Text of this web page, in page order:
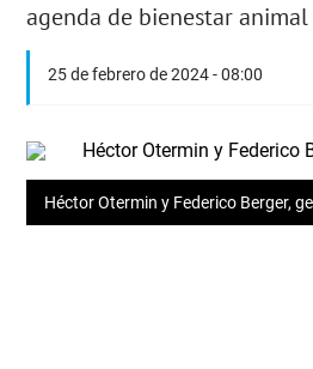
agenda de bienestar
25 de febrero de 2024 - 08:00
Héctor Otermin y Federico Berger,